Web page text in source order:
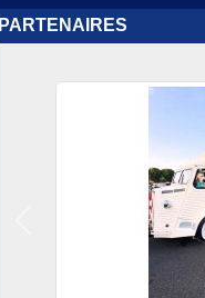
PARTENAIRES